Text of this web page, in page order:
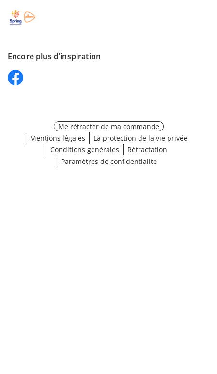
Encore plus d’inspiration
Me rétracter de ma commande
Mentions légales
La protection de la vie privée
Conditions générales
Rétractation
Paramètres de confidentialité